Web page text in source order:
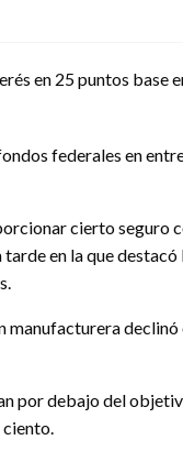
en 25 puntos base
federales en
cierto seguro
en la que destacó
manufacturera
por debajo del